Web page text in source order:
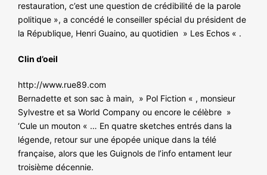
restauration, c’est une question de crédibilité de la parole
politique », a concédé le conseiller spécial du président de
la République, Henri Guaino, au quotidien » Les Echos « .
Clin d’oeil
http://www.rue89.com
Bernadette et son sac à main, » Pol Fiction « , monsieur
Sylvestre et sa World Company ou encore le célèbre »
‘Cule un mouton « … En quatre sketches entrés dans la
légende, retour sur une épopée unique dans la télé
française, alors que les Guignols de l’info entament leur
troisième décennie.